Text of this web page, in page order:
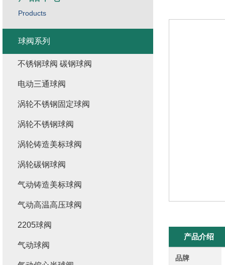
产品介绍
品牌
Products
球阀系列
不锈钢球阀 碳钢球阀
电动三通球阀
涡轮不锈钢固定球阀
涡轮不锈钢球阀
涡轮铸造美标球阀
涡轮碳钢球阀
气动铸造美标球阀
气动高温高压球阀
2205球阀
气动球阀